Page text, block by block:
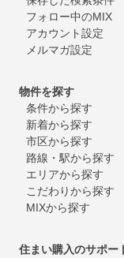
フォロー中のMIX
アカウント設定
メルマガ設定
物件を探す
条件から探す
新着から探す
市区から探す
路線・駅から探す
エリアから探す
こだわりから探す
MIXから探す
住まい購入のサポー